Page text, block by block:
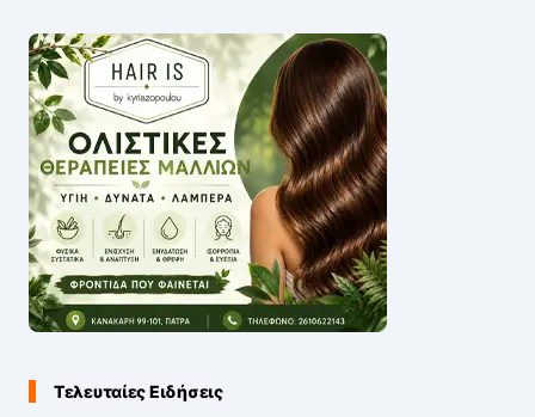
Τελευταίες Ειδήσεις